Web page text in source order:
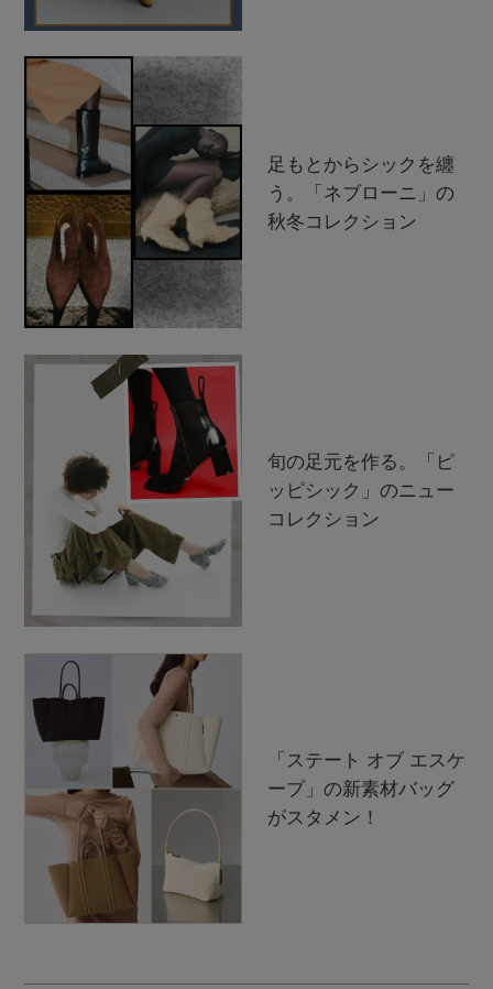
足もとからシックを纏
う。「ネブローニ」の
秋冬コレクション
旬の足元を作る。「ピ
ッピシック」のニュー
コレクション
「ステート オブ エスケ
ープ」の新素材バッグ
がスタメン！